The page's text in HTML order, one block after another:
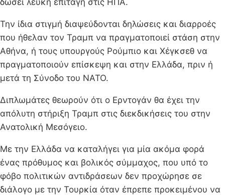
δώσει λευκή επιταγή στις ΗΠΑ.
Την ίδια στιγμή διαψεύδονται δηλώσεις και διαρροές
που ήθελαν τον Τραμπ να πραγματοποιεί στάση στην
Αθήνα, ή τους υπουργούς Ρούμπιο και Χέγκσεθ να
πραγματοποιούν επίσκεψη και στην Ελλάδα, πριν ή
μετά τη Σύνοδο του ΝΑΤΟ.
Διπλωμάτες θεωρούν ότι ο Ερντογάν θα έχει την
απόλυτη στήριξη Τραμπ στις διεκδικήσεις του στην
Ανατολική Μεσόγειο.
Με την Ελλάδα να καταλήγει για μία ακόμα φορά
ένας πρόθυμος και βολικός σύμμαχος, που υπό το
φόβο πολιτικών αντιδράσεων δεν προχώρησε σε
διάλογο με την Τουρκία όταν έπρεπε προκειμένου να